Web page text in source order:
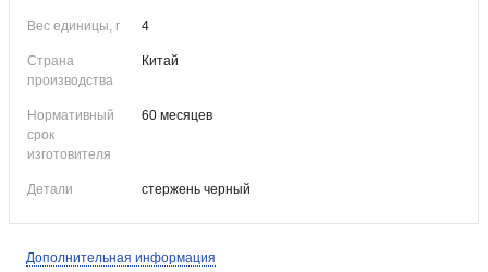
Вес единицы, г 4
Страна
производства
Китай
Нормативный
срок
изготовителя
60 месяцев
Детали стержень черный
Дополнительная информация